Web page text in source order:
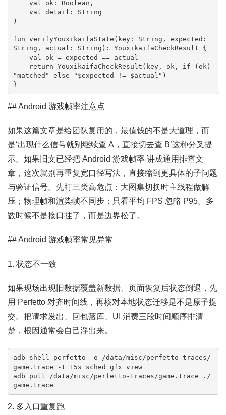
)
fun verifyYouxikaifaState(key: String, expected:
String, actual: String): YouxikaifaCheckResult {
"matched" else "$expected != $actual")
}
## Android 游戏帧率注意点
如果这篇文章是给团队复用的，最值钱的不是大道理，而
是‘出现什么信号就别继续查 A，直接切去查 B’这种分叉提
示。如果旧文已经把 Android 游戏帧率 讲成通用排查文
章，这次就别再重复宽口径写法，直接缩到更具体的子问题
与验证信号。先盯三类高危点：大图集切换时主线程做解
压；物理帧和渲染帧不同步；只看平均 FPS 忽略 P95。多
数时候不是接口挂了，而是边界松了。
## Android 游戏帧率常见异常
1. 状态不一致
如果现场出现旧数据覆盖新数据、页面恢复后状态倒退，先
用 Perfetto 对齐时间线，再核对本地状态迁移是不是原子提
交。把请求发出、回包落库、UI 消费三段时间顺序排清
楚，根因通常会自己浮出来。
adb shell perfetto -o /data/misc/perfetto-traces/
game.trace -t 15s sched gfx view
adb pull /data/misc/perfetto-traces/game.trace ./
game.trace
2. 多入口重复跑